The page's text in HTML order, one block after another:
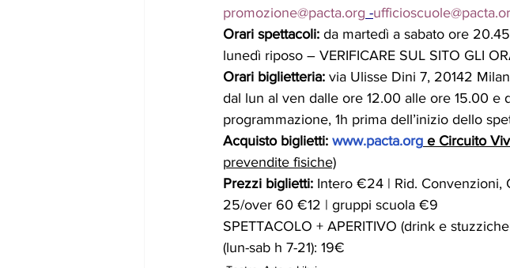
promozione@pacta.org -
Orari spettacoli: da martedì a sabato ore
lunedì riposo – VERIFICARE SUL SITO GLI
Orari biglietteria: via Ulisse Dini 7, 20142
dal lun al ven dalle ore 12.00 alle ore 15.00 e
programmazione, 1h prima dell’inizio dello
Acquisto biglietti: www.pacta.org e Circuito
prevendite fisiche)
Prezzi biglietti: Intero €24 | Rid. Convenzioni,
25/over 60 €12 | gruppi scuola €9
SPETTACOLO + APERITIVO (drink e
(lun-sab h 7-21): 19€